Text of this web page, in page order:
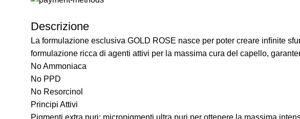
Descrizione
La formulazione esclusiva GOLD ROSE nasce per poter creare inﬁnite
formulazione ricca di agenti attivi per la massima cura del capello,
No Ammoniaca
No PPD
No Resorcinol
Principi Attivi